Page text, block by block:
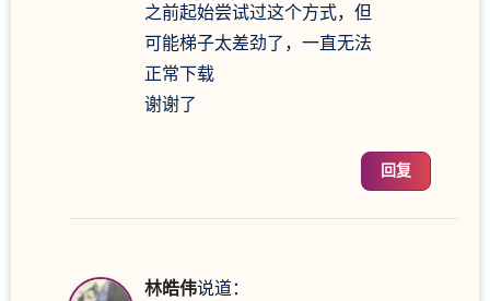
之前起始尝试过这个方式，但
可能梯子太差劲了，一直无法
正常下载
谢谢了
回复
林皓伟说道：